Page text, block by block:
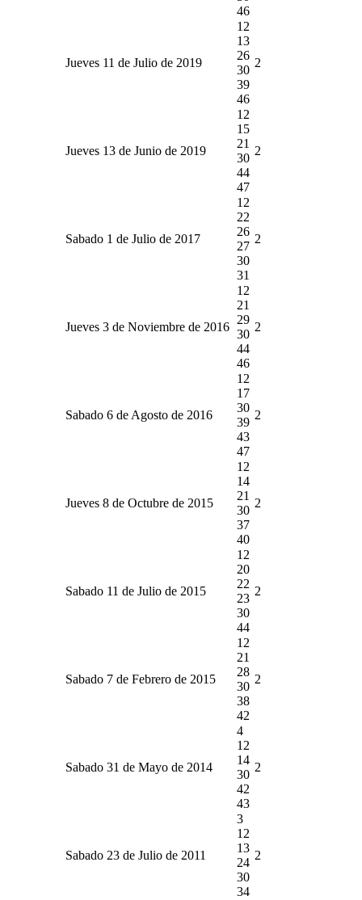
46
Jueves 11 de Julio de 2019
12
13
26
30
39
46
2
Jueves 13 de Junio de 2019
12
15
21
30
44
47
2
Sabado 1 de Julio de 2017
12
22
26
27
30
31
2
Jueves 3 de Noviembre de 2016
12
21
29
30
44
46
2
Sabado 6 de Agosto de 2016
12
17
30
39
43
47
2
Jueves 8 de Octubre de 2015
12
14
21
30
37
40
2
Sabado 11 de Julio de 2015
12
20
22
23
30
44
2
Sabado 7 de Febrero de 2015
12
21
28
30
38
42
2
Sabado 31 de Mayo de 2014
4
12
14
30
42
43
2
Sabado 23 de Julio de 2011
3
12
13
24
30
34
2